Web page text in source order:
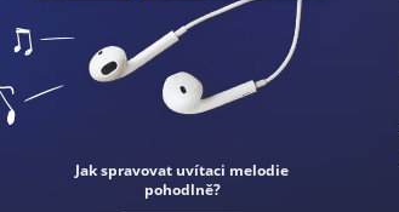
Jak spravovat uvítaci melodie
pohodlně?